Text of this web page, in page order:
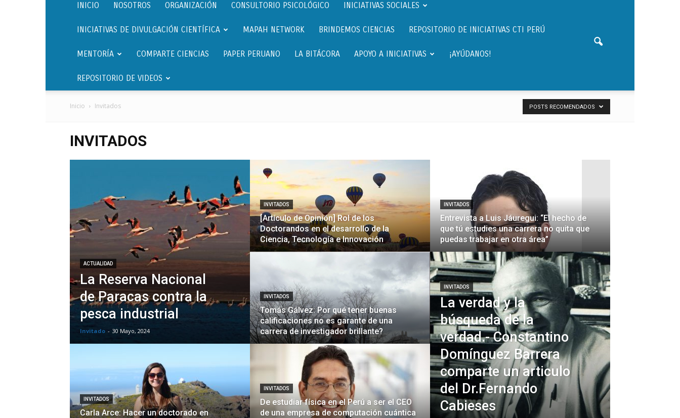
Científicos.pe,
Cientificos
INICIO NOSOTROS ORGANIZACIÓN CONSULTORIO PSICOLÓGICO INICIATIVAS SOCIALES
INICIATIVAS DE DIVULGACIÓN CIENTÍFICA MAPAH NETWORK BRINDEMOS CIENCIAS REPOSITORIO DE INICIATIVAS CTI PERÚ
MENTORÍA COMPARTE CIENCIAS PAPER PERUANO LA BITÁCORA APOYO A INICIATIVAS ¡AYÚDANOS!
REPOSITORIO DE VIDEOS
Inicio Invitados POSTS RECOMENDADOS
INVITADOS
ACTUALIDAD
La Reserva Nacional
de Paracas contra la
pesca industrial
Invitado - 30 Mayo, 2024
INVITADOS
Carla Arce: Hacer un doctorado en
INVITADOS
[Artículo de Opinión] Rol de los
Doctorandos en el desarrollo de la
Ciencia, Tecnología e Innovación
INVITADOS
Tomás Gálvez: Por qué tener buenas
calificaciones no es garante de una
carrera de investigador brillante?
INVITADOS
De estudiar física en el Perú a ser el CEO
de una empresa de computación cuántica
INVITADOS
Entrevista a Luis Jáuregui: “El hecho de
que tú estudies una carrera no quita que
puedas trabajar en otra área”
INVITADOS
La verdad y la
búsqueda de la
verdad.- Constantino
Domínguez Barrera
comparte un articulo
del Dr.Fernando
Cabieses